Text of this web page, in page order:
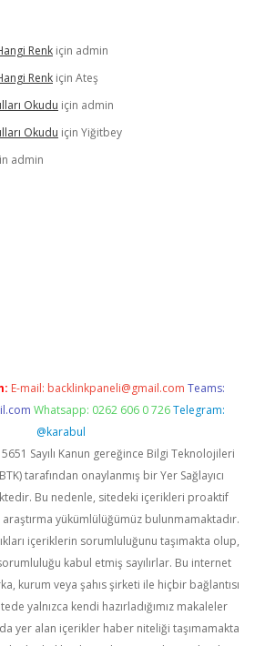
Renk için admin
Renk için Ateş
Okudu için admin
Okudu için Yiğitbey
admin
E-mail: backlinkpaneli@gmail.com Teams:
Whatsapp: 0262 606 0 726 Telegram:
@karabul
Sayılı Kanun gereğince Bilgi Teknolojileri
tarafından onaylanmış bir Yer Sağlayıcı
Bu nedenle, sitedeki içerikleri proaktif
yükümlülüğümüz bulunmamaktadır.
içeriklerin sorumluluğunu taşımakta olup,
kabul etmiş sayılırlar. Bu internet
kurum veya şahıs şirketi ile hiçbir bağlantısı
yalnızca kendi hazırladığımız makaleler
yer alan içerikler haber niteliği taşımamakta